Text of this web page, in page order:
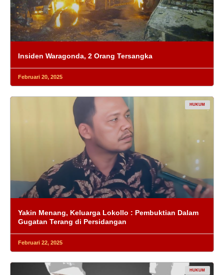
Insiden Waragonda, 2 Orang Tersangka
Februari 20, 2025
HUKUM
Yakin Menang, Keluarga Lokollo : Pembuktian Dalam
Gugatan Terang di Persidangan
Februari 22, 2025
HUKUM